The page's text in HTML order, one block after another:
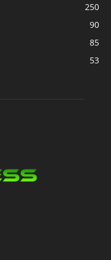
250
90
85
53